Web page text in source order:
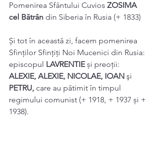
Pomenirea Sfântului Cuvios ZOSIMA
cel Bătrân din Siberia în Rusia (+ 1833)
Și tot în această zi, facem pomenirea
Sfinţilor Sfințiți Noi Mucenici din Rusia:
episcopul LAVRENTIE și preoții:
ALEXIE, ALEXIE, NICOLAE, IOAN şi
PETRU, care au pătimit în timpul
regimului comunist (+ 1918, + 1937 și +
1938).